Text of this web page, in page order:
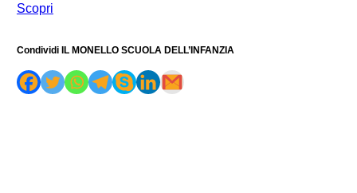
Scopri
Condividi IL MONELLO SCUOLA DELL’INFANZIA